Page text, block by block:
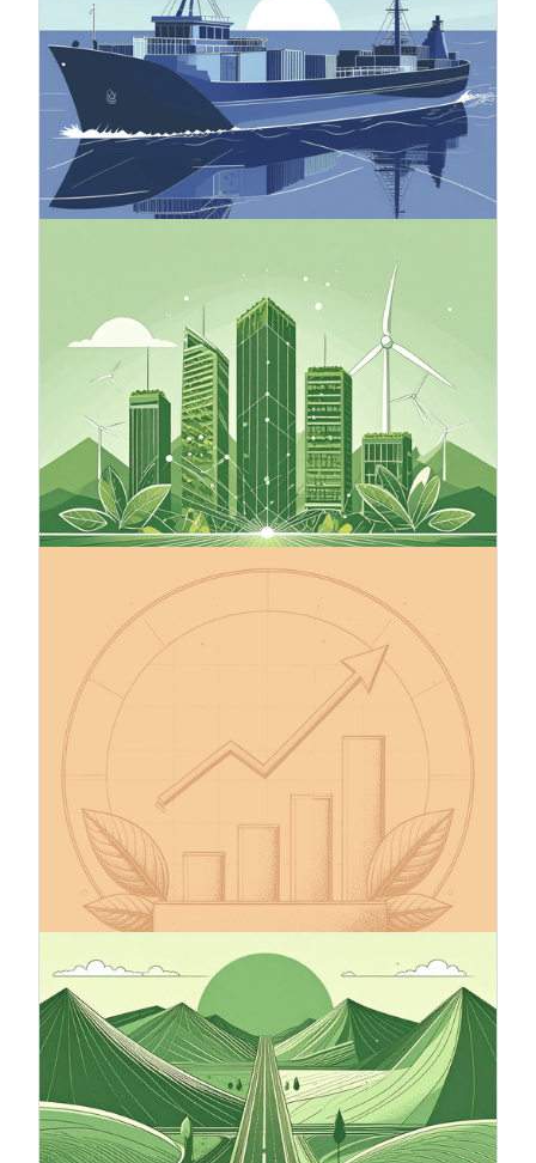
al di fuori dell'UE. La rilocalizzazione delle
emissioni di carbonio si verifica quando le aziende
che operano all'interno dell'UE trasferiscono la
loro produzione ad alta intensità di carbonio in
paesi con politiche climatiche meno rigorose
rispetto all'UE, oppure quando i prodotti
fabbricati nell'UE vengono sostituiti da prodotti
importati con un'impronta di carbonio maggiore.
Finanza verde
La finanza verde comprende strumenti finanziari
che sostengono lo sviluppo sostenibile dal punto
di vista ambientale, indirizzando il capitale verso
progetti che utilizzano le risorse naturali in modo
responsabile e promuovono un'economia a basse
emissioni di carbonio. La finanza sostenibile è un
concetto più ampio che include la finanza verde e
affronta fattori ambientali, sociali e di
governance (ESG).
Rendi credibili gli obiettivi climatici
della tua azienda – L'iniziativa
Science Based Targets (SBTi)
L'iniziativa Science Based Targets (SBTi) aiuta le
aziende a fissare obiettivi di riduzione delle
emissioni di gas serra (GHG) in linea con l'obiettivo
di 1,5 °C dell'Accordo di Parigi, il Green Deal
dell'UE e il percorso globale verso lo zero netto
entro il 2050. SBTi è il principale quadro
scientifico per l'azione climatica delle imprese,
con oltre 11.500 aziende in tutto il mondo che
hanno già aderito.
12.9.2025
Roadmap climatica: una bussola
verso un business sostenibile
Una roadmap climatica è uno strumento
essenziale per le aziende che desiderano garantire
la propria competitività e responsabilità in futuro.
Fornisce una direzione chiara, facilita il processo
decisionale e rafforza la fiducia degli stakeholder.